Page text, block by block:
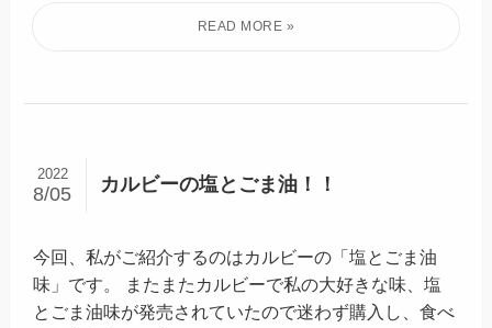
カルビーの塩とごま油！！
2022
8/05
今回、私がご紹介するのはカルビーの「塩とごま油
味」です。 またまたカルビーで私の大好きな味、塩
とごま油味が発売されていたので迷わず購入し、食べ